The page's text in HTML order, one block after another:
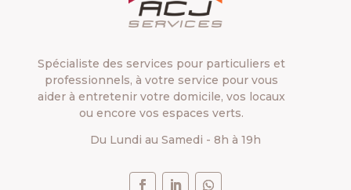
Spécialiste des services pour particuliers et
professionnels, à votre service pour vous
aider à entretenir votre domicile, vos locaux
ou encore vos espaces verts.
Du Lundi au Samedi - 8h à 19h